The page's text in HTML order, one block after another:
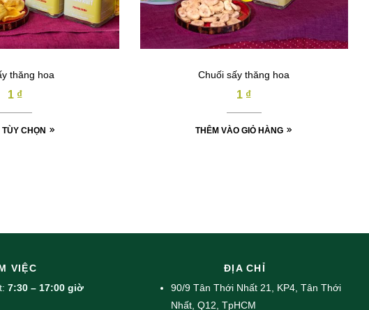
thăng hoa
1 ₫
CHỌN
Chuối sấy thăng hoa
1 ₫
THÊM VÀO GIỎ HÀNG
VIỆC
7:30 – 17:00 giờ
ĐỊA CHỈ
90/9 Tân Thới Nhất 21, KP4, Tân Thới
Nhất, Q12, TpHCM